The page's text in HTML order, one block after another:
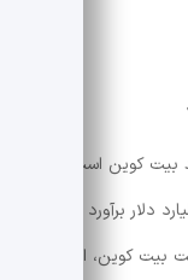
واحد بیت کوین است که
قیمت های کنونی حدود ۶۴٫۱ میلیارد دلار برآورد می
بیت کوین، ارزش